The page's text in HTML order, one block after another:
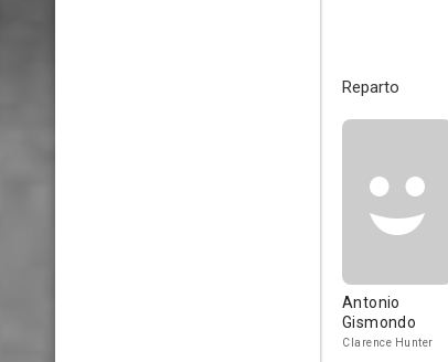
Reparto
Antonio
Gismondo
Clarence Hunter